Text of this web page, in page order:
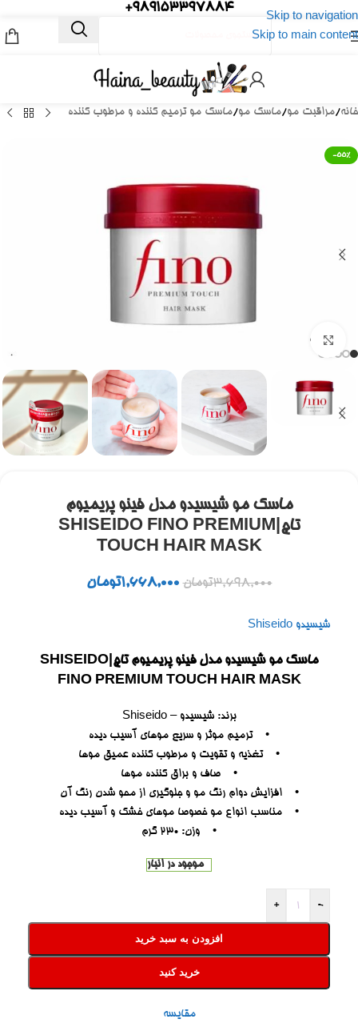
Skip to navigation
Skip to main content
989153397884+
خانه/مراقبت مو/ماسک مو/ماسک مو ترمیم کننده و مرطوب کننده
-55%
برای بزرگنمایی کلیک کنید
ماسک مو شیسیدو مدل فینو پریمیوم
تاچ|SHISEIDO FINO PREMIUM
TOUCH HAIR MASK
3,698,000تومان 1,668,000تومان
شیسیدو Shiseido
ماسک مو شیسیدو مدل فینو پریمیوم تاچ|SHISEIDO
FINO PREMIUM TOUCH HAIR MASK
برند: شیسیدو – Shiseido
• ترمیم موثر و سریع موهای آسیب دیده
• تغذیه و تقویت و مرطوب کننده عمیق موها
• صاف و براق کننده موها
• افزایش دوام رنگ مو و جلوگیری از محو شدن رنگ آن
• مناسب انواع مو خصوصا موهای خشک و آسیب دیده
• وزن: 230 گرم
موجود در انبار
-
+
افزودن به سبد خرید
خرید کنید
مقایسه